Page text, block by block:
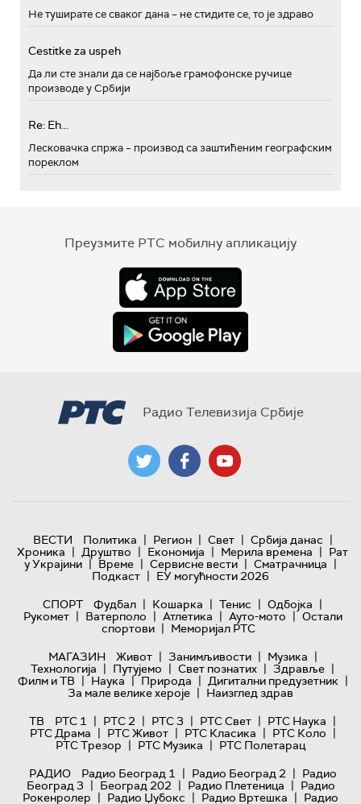
Не туширате се сваког дана – не стидите се, то је здраво
Cestitke za uspeh
Да ли сте знали да се најбоље грамофонске ручице
производе у Србији
Re: Eh...
Лесковачка спржа – производ са заштићеним географским
пореклом
Преузмите РТС мобилну апликацију
Радио Телевизија Србије
ВЕСТИ Политика | Регион | Свет | Србија данас |
Хроника | Друштво | Економија | Мерила времена | Рат
у Украјини | Време | Сервисне вести | Сматрачница |
Подкаст | ЕУ могућности 2026
СПОРТ
Фудбал | Кошарка | Тенис | Одбојка |
Рукомет | Ватерполо | Атлетика | Ауто-мото | Остали
спортови | Меморијал РТС
МАГАЗИН
Живот | Занимљивости | Музика |
Технологијa | Путујемо | Свет познатих | Здравље |
Филм и ТВ | Наука | Природа | Дигитални предузетник |
За мале велике хероје | Наизглед здрав
ТВ
РТС 1 | РТС 2 | РТС 3 | РТС Свет | РТС Наука |
РТС Драма | РТС Живот | РТС Класика | РТС Коло |
РТС Трезор | РТС Музика | РТС Полетарац
РАДИО
Радио Београд 1 | Радио Београд 2 | Радио
Београд 3 | Београд 202 | Радио Плетеница | Радио
Рокенролер | Радио Џубокс | Радио Вртешка | Радио